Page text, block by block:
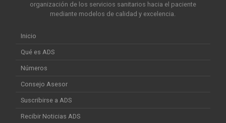
organización de los servicios sanitarios hacia el paciente
mediante modelos de calidad y excelencia.
Inicio
Qué es ADS
Números
Consejo Asesor
Suscribirse a ADS
Recibir Noticias ADS